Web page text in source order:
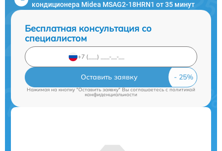
кондиционера Midea MSAG2-18HRN1 от 35 минут
Бесплатная консультация со
специалистом
Оставить заявку
Нажимая на кнопку "Оставить заявку" Вы соглашаетесь cполитикой
конфиденциальности